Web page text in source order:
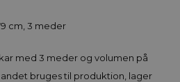
cm, 3 meder
med 3 meder og volumen på
andet bruges til produktion, lager